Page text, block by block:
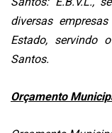
diversas
Estado, servindo
Santos.
Orçamento